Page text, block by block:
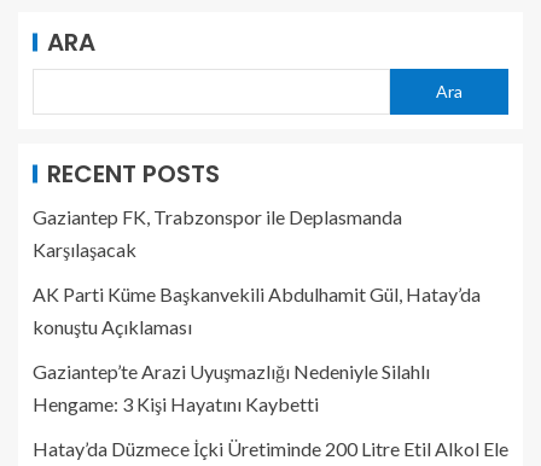
ARA
Ara
RECENT POSTS
Gaziantep FK, Trabzonspor ile Deplasmanda
Karşılaşacak
AK Parti Küme Başkanvekili Abdulhamit Gül, Hatay’da
konuştu Açıklaması
Gaziantep’te Arazi Uyuşmazlığı Nedeniyle Silahlı
Hengame: 3 Kişi Hayatını Kaybetti
Hatay’da Düzmece İçki Üretiminde 200 Litre Etil Alkol Ele